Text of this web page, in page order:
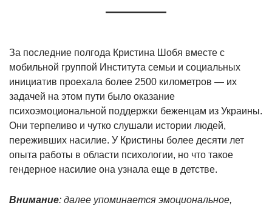
За последние полгода Кристина Шобя вместе с
мобильной группой Института семьи и социальных
инициатив проехала более 2500 километров — их
задачей на этом пути было оказание
психоэмоциональной поддержки беженцам из Украины.
Они терпеливо и чутко слушали истории людей,
переживших насилие. У Кристины более десяти лет
опыта работы в области психологии, но что такое
гендерное насилие она узнала еще в детстве.
Внимание: далее упоминается эмоциональное,